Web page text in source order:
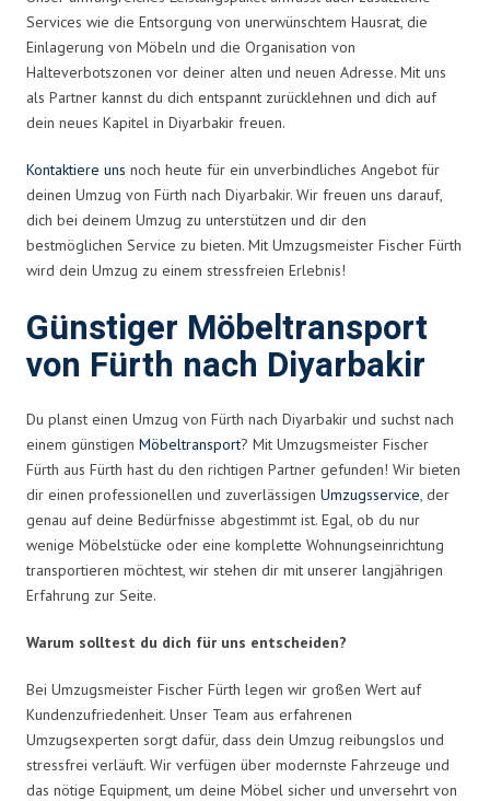
Services wie die Entsorgung von unerwünschtem Hausrat, die
Einlagerung von Möbeln und die Organisation von
Halteverbotszonen vor deiner alten und neuen Adresse. Mit uns
als Partner kannst du dich entspannt zurücklehnen und dich auf
dein neues Kapitel in Diyarbakir freuen.
Kontaktiere uns noch heute für ein unverbindliches Angebot für
deinen Umzug von Fürth nach Diyarbakir. Wir freuen uns darauf,
dich bei deinem Umzug zu unterstützen und dir den
bestmöglichen Service zu bieten. Mit Umzugsmeister Fischer Fürth
wird dein Umzug zu einem stressfreien Erlebnis!
Günstiger Möbeltransport
von Fürth nach Diyarbakir
Du planst einen Umzug von Fürth nach Diyarbakir und suchst nach
einem günstigen Möbeltransport? Mit Umzugsmeister Fischer
Fürth aus Fürth hast du den richtigen Partner gefunden! Wir bieten
dir einen professionellen und zuverlässigen Umzugsservice, der
genau auf deine Bedürfnisse abgestimmt ist. Egal, ob du nur
wenige Möbelstücke oder eine komplette Wohnungseinrichtung
transportieren möchtest, wir stehen dir mit unserer langjährigen
Erfahrung zur Seite.
Warum solltest du dich für uns entscheiden?
Bei Umzugsmeister Fischer Fürth legen wir großen Wert auf
Kundenzufriedenheit. Unser Team aus erfahrenen
Umzugsexperten sorgt dafür, dass dein Umzug reibungslos und
stressfrei verläuft. Wir verfügen über modernste Fahrzeuge und
das nötige Equipment, um deine Möbel sicher und unversehrt von